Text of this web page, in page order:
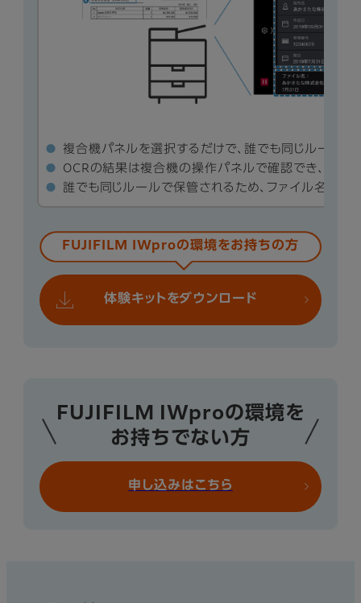
複合機パネルを選択するだけで、誰でも同じルール
OCRの結果は複合機の操作パネルで確認でき、結果
誰でも同じルールで保管されるため、ファイル名検索
FUJIFILM IWproの環境をお持ちの方
体験キットをダウンロード
FUJIFILM IWproの環境を
お持ちでない方
申し込みはこちら